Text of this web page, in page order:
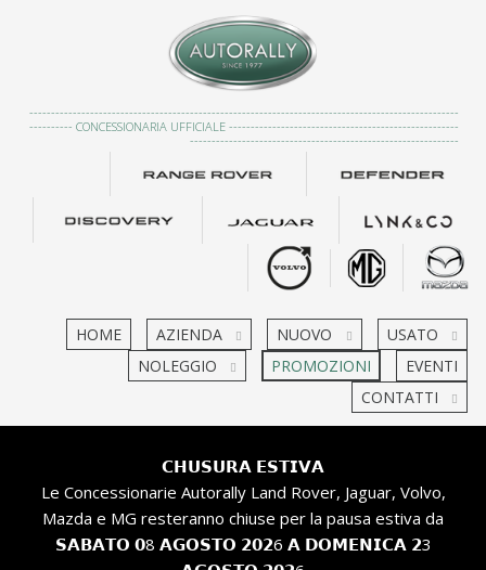
---------------------------------------------------------------------------------------------------
---------- CONCESSIONARIA UFFICIALE -----------------------------------------------------
--------------------------------------------------------------
HOME AZIENDA NUOVO
USATO
NOLEGGIO
PROMOZIONI
EVENTI
CONTATTI
𝗖𝗛𝗨𝗦𝗨𝗥𝗔 𝗘𝗦𝗧𝗜𝗩𝗔
Le Concessionarie Autorally Land Rover, Jaguar, Volvo,
Mazda e MG resteranno chiuse per la pausa estiva da
𝗦𝗔𝗕𝗔𝗧𝗢 𝟬8 𝗔𝗚𝗢𝗦𝗧𝗢 𝟮𝟬𝟮6 𝗔 𝗗𝗢𝗠𝗘𝗡𝗜𝗖𝗔 𝟮3